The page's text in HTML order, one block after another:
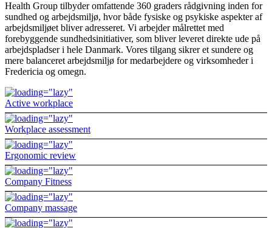
Health Group tilbyder omfattende 360 graders rådgivning inden for
sundhed og arbejdsmiljø, hvor både fysiske og psykiske aspekter af
arbejdsmiljøet bliver adresseret. Vi arbejder målrettet med
forebyggende sundhedsinitiativer, som bliver leveret direkte ude på
arbejdspladser i hele Danmark. Vores tilgang sikrer et sundere og
mere balanceret arbejdsmiljø for medarbejdere og virksomheder i
Fredericia og omegn.
Active workplace
Workplace assessment
Ergonomic review
Company Fitness
Company massage